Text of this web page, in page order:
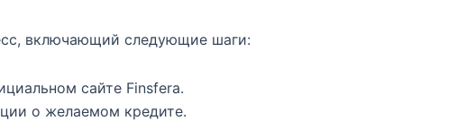
включающий следующие шаги:
сайте Finsfera.
о желаемом кредите.